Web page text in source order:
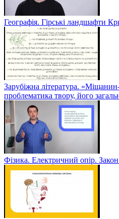
Географія. Гірські ландшафти
Зарубіжна література.
проблематика твору, його
Фізика. Електричний опір.